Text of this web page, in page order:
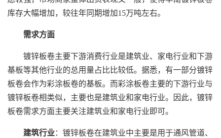
库存大幅增加，较往年同期增加15万吨左右。
需求方面
镀锌板卷主要下游消费行业是建筑业、家电行业和下游
基板等其他行业的总用量占比比较低。据悉，有一部分镀锌
板卷会作为彩涂板卷的基板。而彩涂板卷主要的下游行业与
镀锌板卷相类似，主要也是建筑业和家电行业。因此，镀锌
板卷需求方面主要关注建筑业和家电行业即可。
建筑行业：镀锌板卷在建筑业中主要是用于通风管道、